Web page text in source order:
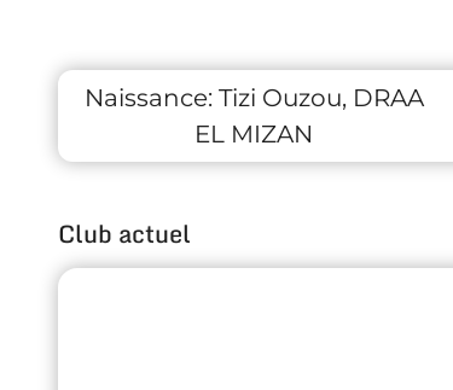
Naissance: Tizi Ouzou, DRAA
EL MIZAN
Club actuel